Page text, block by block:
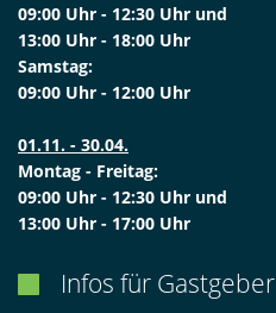
09:00 Uhr - 12:30 Uhr und
13:00 Uhr - 18:00 Uhr
Samstag:
09:00 Uhr - 12:00 Uhr
01.11. - 30.04.
Montag - Freitag:
09:00 Uhr - 12:30 Uhr und
13:00 Uhr - 17:00 Uhr
 Infos für Gastgeber